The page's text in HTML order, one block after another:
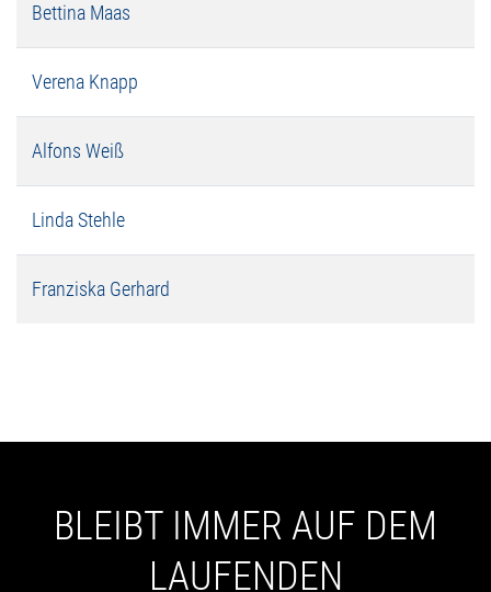
Bettina Maas
Verena Knapp
Alfons Weiß
Linda Stehle
Franziska Gerhard
BLEIBT IMMER AUF DEM
LAUFENDEN